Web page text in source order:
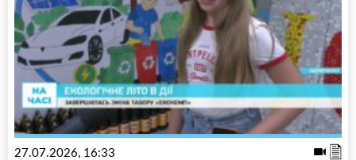
27.07.2026, 16:33